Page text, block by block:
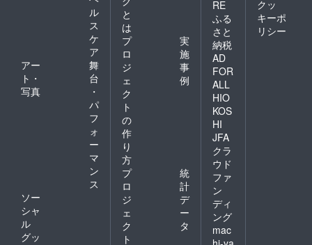
ル
ス
ケ
ア
アー
ト・
写真
舞
台
・
パ
フ
ォ
ー
マ
ン
ス
ソー
シャ
ル
グッ
と
は
プ
ロ
ジ
ェ
ク
ト
の
作
り
方
実
施
事
例
プ
ロ
ジ
ェ
ク
ト
統
計
デ
ー
タ
RE
ふる
さと
納税
AD
FOR
ALL
HIO
KOS
HI
JFA
クラ
ウド
ファ
ン
ディ
ング
mac
クッ
キーポ
リシー